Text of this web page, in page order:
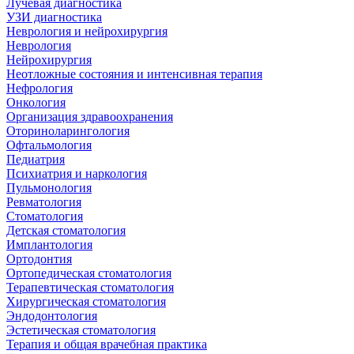
Лучевая диагностика
УЗИ диагностика
Неврология и нейрохирургия
Неврология
Нейрохирургия
Неотложные состояния и интенсивная терапия
Нефрология
Онкология
Организация здравоохранения
Оториноларингология
Офтальмология
Педиатрия
Психиатрия и наркология
Пульмонология
Ревматология
Стоматология
Детская стоматология
Имплантология
Ортодонтия
Ортопедическая стоматология
Терапевтическая стоматология
Хирургическая стоматология
Эндодонтология
Эстетическая стоматология
Терапия и общая врачебная практика